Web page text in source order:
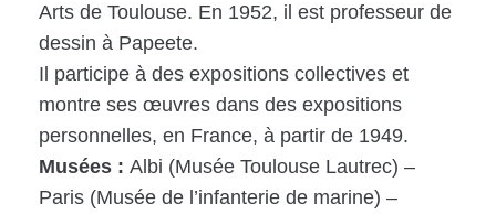
Arts de Toulouse. En 1952, il est professeur de
dessin à Papeete.
Il participe à des expositions collectives et
montre ses œuvres dans des expositions
personnelles, en France, à partir de 1949.
Musées : Albi (Musée Toulouse Lautrec) –
Paris (Musée de l’infanterie de marine) –